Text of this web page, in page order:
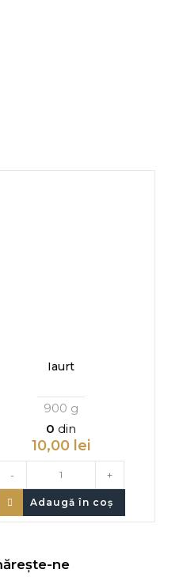
Iaurt
900 g
0 din
10,00 lei
- +
Adaugă în coș
ne